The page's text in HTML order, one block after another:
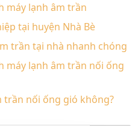
máy lạnh âm trần
tại huyện Nhà Bè
trần tại nhà nhanh chóng
máy lạnh âm trần nối ống
trần nối ống gió không?